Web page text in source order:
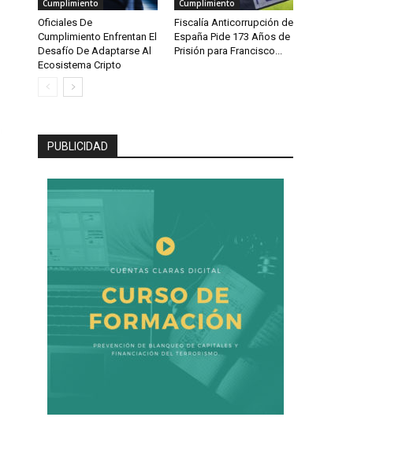
Cumplimiento
Oficiales De
Cumplimiento Enfrentan El
Desafío De Adaptarse Al
Ecosistema Cripto
Cumplimiento
Fiscalía Anticorrupción de
España Pide 173 Años de
Prisión para Francisco...
PUBLICIDAD